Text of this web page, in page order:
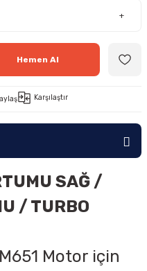
+
Hemen Al
Karşılaştır
SAĞ /
/ TURBO
Motor için